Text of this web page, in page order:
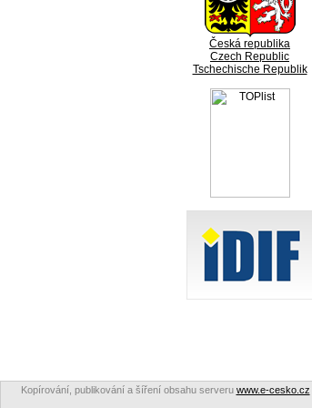
Česká republika
Czech Republic
Tschechische Republik
Kopírování, publikování a šíření obsahu serveru www.e-cesko.cz